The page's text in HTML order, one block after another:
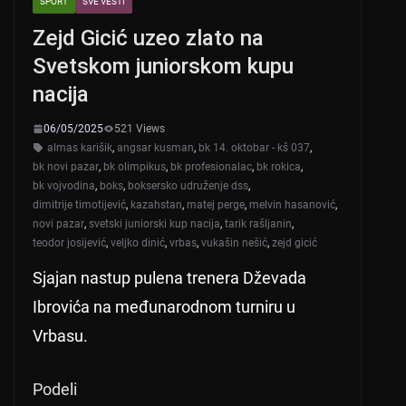
Zejd Gicić uzeo zlato na
Svetskom juniorskom kupu
nacija
06/05/2025
521 Views
almas karišik, angsar kusman, bk 14. oktobar - kš 037,
bk novi pazar, bk olimpikus, bk profesionalac, bk rokica,
bk vojvodina, boks, boksersko udruženje dss,
dimitrije timotijević, kazahstan, matej perge, melvin hasanović,
novi pazar, svetski juniorski kup nacija, tarik rašljanin,
teodor josijević, veljko dinić, vrbas, vukašin nešić, zejd gicić
Sjajan nastup pulena trenera Dževada
Ibrovića na međunarodnom turniru u
Vrbasu.
Podeli